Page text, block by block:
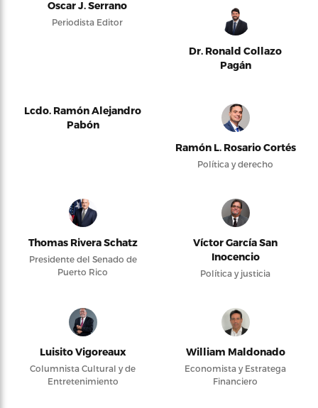
Oscar J. Serrano
Periodista Editor
Dr. Ronald Collazo
Pagán
Lcdo. Ramón Alejandro
Pabón
Ramón L. Rosario Cortés
Política y derecho
Thomas Rivera Schatz
Presidente del Senado de
Puerto Rico
Víctor García San
Inocencio
Política y justicia
Luisito Vigoreaux
Columnista Cultural y de
Entretenimiento
William Maldonado
Economista y Estratega
Financiero